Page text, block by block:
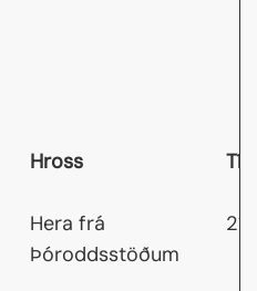
Hross
Hera frá
Þóroddsstöðum